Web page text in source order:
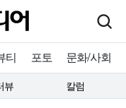
티 포토 문화/사회
뷰 칼럼